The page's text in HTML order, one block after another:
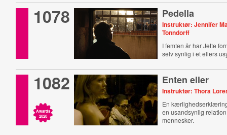
1078 Pedella
Instruktør: Jennifer
Tonndorff
I femten år har Jette
selv synlig i et ellers
1082
Awards
2020
Enten eller
Instruktør: Thora
En
en usandsynlig
mennesker.